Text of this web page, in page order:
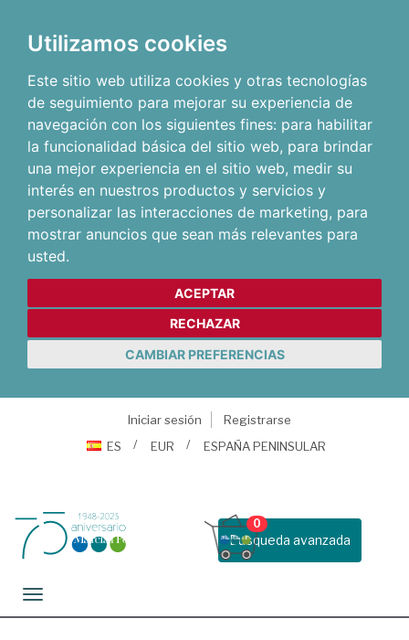
Utilizamos cookies
Este sitio web utiliza cookies y otras tecnologías
de seguimiento para mejorar su experiencia de
navegación con los siguientes fines: para habilitar
la funcionalidad básica del sitio web, para brindar
una mejor experiencia en el sitio web, medir su
interés en nuestros productos y servicios y
personalizar las interacciones de marketing, para
mostrar anuncios que sean más relevantes para
usted.
ACEPTAR
RECHAZAR
CAMBIAR PREFERENCIAS
Iniciar sesión
Registrarse
ES
EUR ESPAÑA PENINSULAR
Busqueda avanzada
0
Toggle navigation